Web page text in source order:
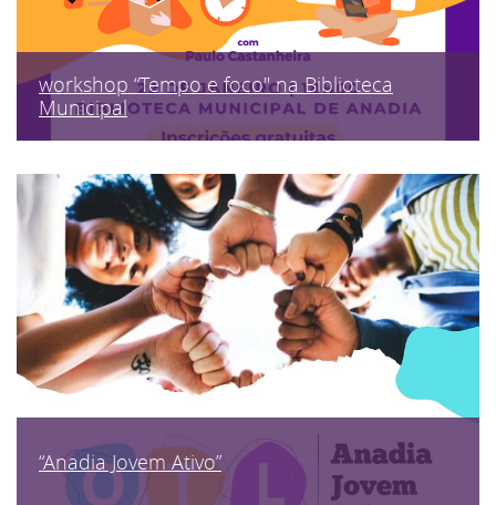
workshop “Tempo e foco" na Biblioteca
Municipal
“Anadia Jovem Ativo”